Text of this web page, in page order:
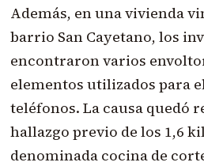
Además, en una vivienda
barrio San Cayetano, los
encontraron varios
elementos utilizados para
teléfonos. La causa quedó
hallazgo previo de los 1,6
denominada cocina de